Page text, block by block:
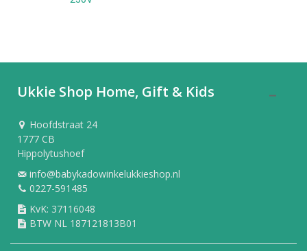
Ukkie Shop Home, Gift & Kids
Hoofdstraat 24
1777 CB
Hippolytushoef
info@babykadowinkelukkieshop.nl
0227-591485
KvK: 37116048
BTW NL 187121813B01